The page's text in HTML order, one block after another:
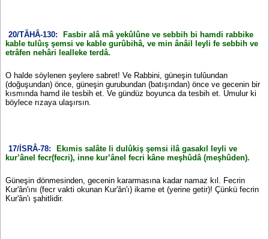
20/TÂHÂ-130:
Fasbir alâ mâ yekûlûne ve sebbih bi hamdi rabbike
kable tulûış şemsi ve kable gurûbihâ, ve min ânâil leyli fe sebbih ve
etrâfen nehâri lealleke terdâ.
O halde söylenen şeylere sabret! Ve Rabbini, güneşin tulûundan
(doğuşundan) önce, güneşin gurubundan (batışından) önce ve gecenin bir
kısmında hamd ile tesbih et. Ve gündüz boyunca da tesbih et. Umulur ki
böylece rızaya ulaşırsın.
17/İSRÂ-78:
Ekımis salâte li dulûkiş şemsi ilâ gasakıl leyli ve
kur’ânel fecr(fecri), inne kur’ânel fecri kâne meşhûdâ (meşhûden).
Güneşin dönmesinden, gecenin kararmasına kadar namaz kıl. Fecrin
Kur'ân'ını (fecr vakti okunan Kur'ân'ı) ikame et (yerine getir)! Çünkü fecrin
Kur'ân'ı şahitlidir.